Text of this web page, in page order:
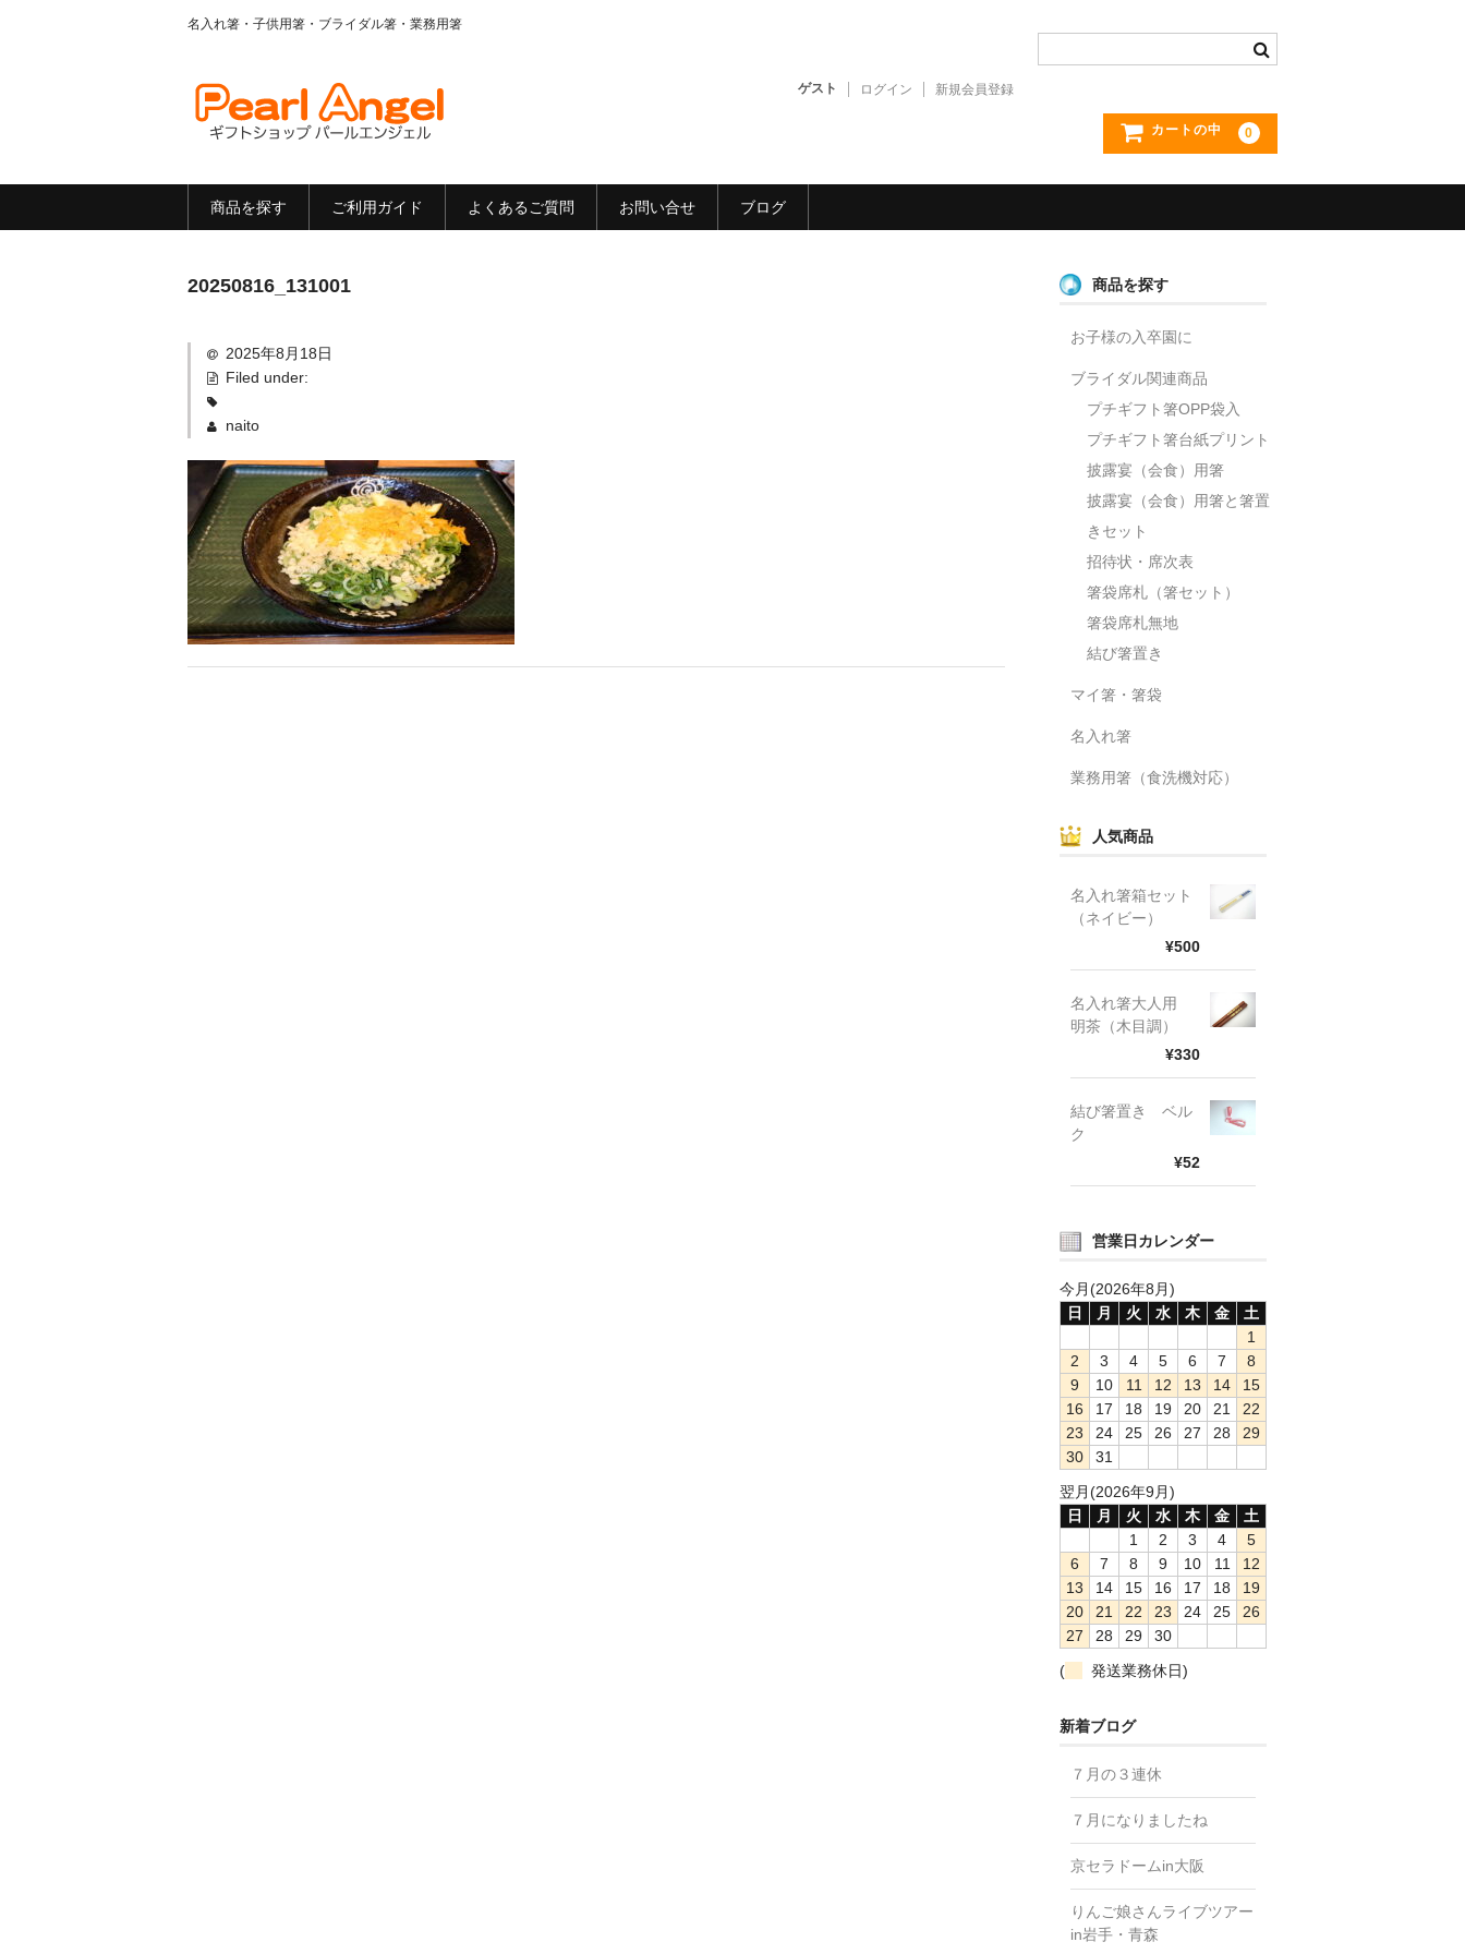
名入れ箸・子供用箸・ブライダル箸・業務用箸
ゲスト ログイン 新規会員登録
カートの中 0
商品を探す ご利用ガイド よくあるご質問 お問い合せ ブログ
20250816_131001
2025年8月18日
Filed under:
naito
商品を探す
お子様の入卒園に
ブライダル関連商品
プチギフト箸OPP袋入
プチギフト箸台紙プリント
披露宴（会食）用箸
披露宴（会食）用箸と箸置
きセット
招待状・席次表
箸袋席札（箸セット）
箸袋席札無地
結び箸置き
マイ箸・箸袋
名入れ箸
業務用箸（食洗機対応）
人気商品
名入れ箸箱セット
（ネイビー）
¥500
名入れ箸大人用
明茶（木目調）
¥330
結び箸置き ベル
ク
¥52
営業日カレンダー
今月(2026年8月)
日
月 火 水 木 金
土
1
2
3 4 5 6 7
8
9
10 11 12 13 14
15
16
17 18 19 20 21
22
23
24 25 26 27 28
29
30
31
翌月(2026年9月)
日
月 火 水 木 金
土
1
2 3 4
5
6
7 8 9 10 11
12
13
14 15 16 17 18
19
20
21 22 23 24 25
26
27
28 29
30
(
発送業務休日)
新着ブログ
７月の３連休
７月になりましたね
京セラドームin大阪
りんご娘さんライブツアー
in岩手・青森